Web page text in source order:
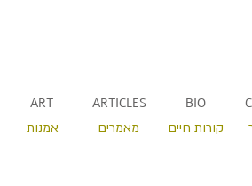
ART ARTICLES BIO
אמנות מאמרים קורות חיים